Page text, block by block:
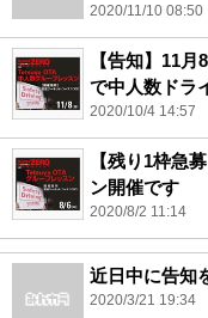
2020/11/10 08:50
【告知】11
で中人数ドラ
2020/10/4 14:57
【残り1枠急
ン開催です
2020/8/2 11:14
近日中に告知
2020/3/21 19:34